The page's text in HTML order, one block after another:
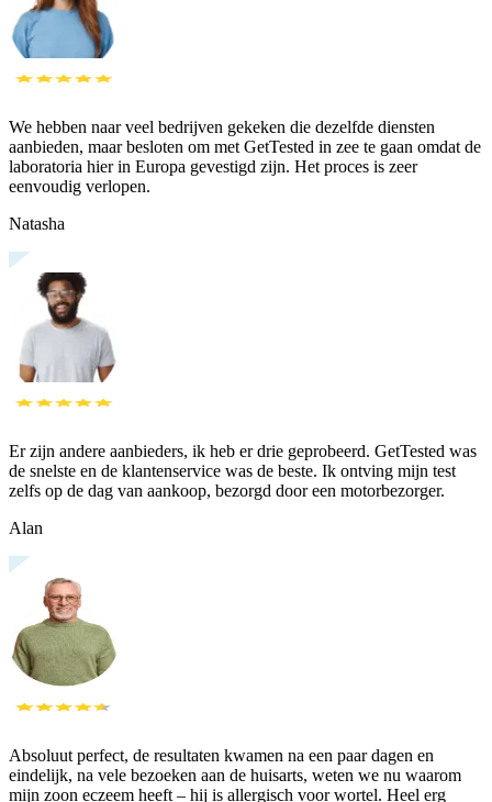
We hebben naar veel bedrijven gekeken die dezelfde diensten
aanbieden, maar besloten om met GetTested in zee te gaan omdat de
laboratoria hier in Europa gevestigd zijn. Het proces is zeer
eenvoudig verlopen.
Natasha
Er zijn andere aanbieders, ik heb er drie geprobeerd. GetTested was
de snelste en de klantenservice was de beste. Ik ontving mijn test
zelfs op de dag van aankoop, bezorgd door een motorbezorger.
Alan
Absoluut perfect, de resultaten kwamen na een paar dagen en
eindelijk, na vele bezoeken aan de huisarts, weten we nu waarom
mijn zoon eczeem heeft – hij is allergisch voor wortel. Heel erg